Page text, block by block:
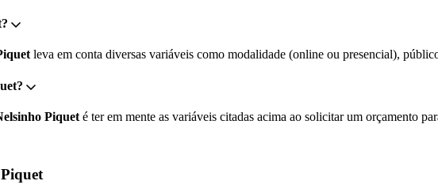
leva em conta diversas variáveis como modalidade (online ou presencial),
Piquet é ter em mente as variáveis citadas acima ao solicitar um orçamento